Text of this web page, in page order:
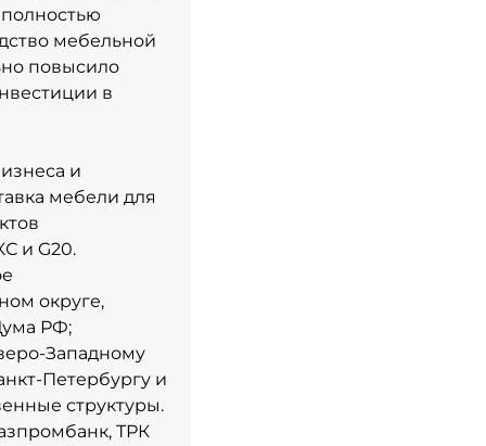
мебельной
повысило
в
и
мебели для
и G20.
округе,
РФ;
Западному
Петербургу и
структуры.
ТРК